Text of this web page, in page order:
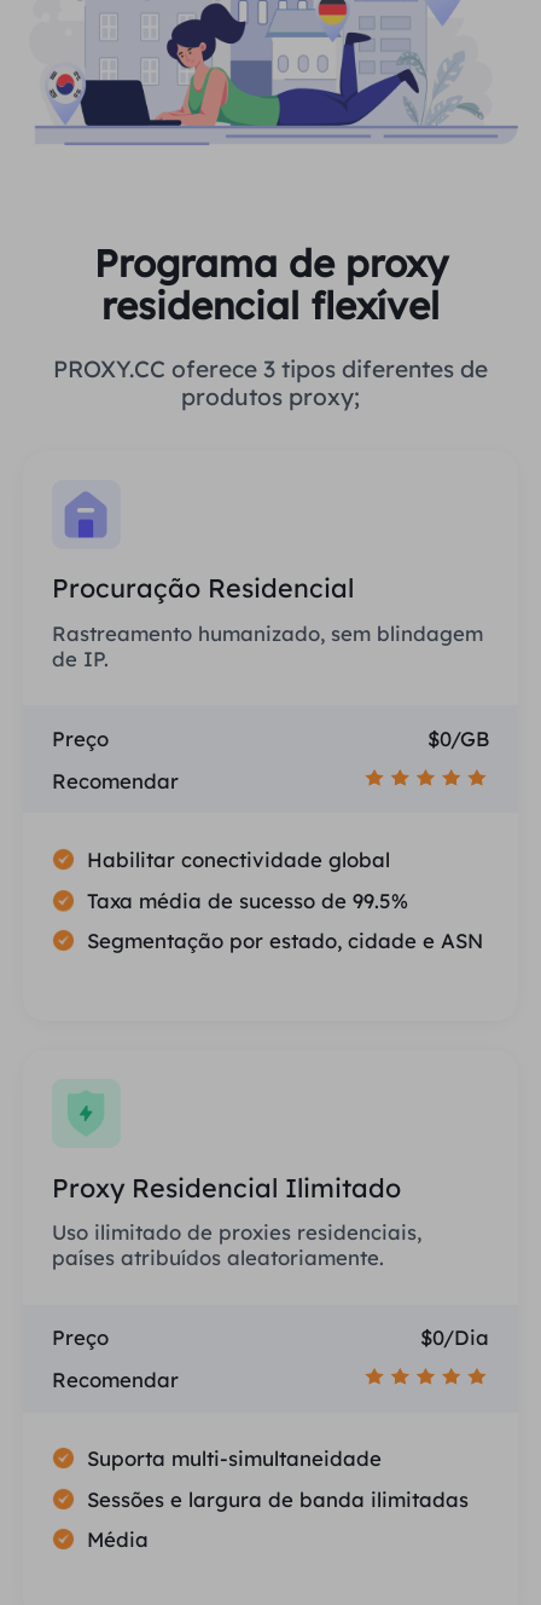
Programa de proxy
residencial flexível
PROXY.CC oferece 3 tipos diferentes de
produtos proxy;
Procuração Residencial
Rastreamento humanizado, sem blindagem
de IP.
Preço
$0/GB
Recomendar
Habilitar conectividade global
Taxa média de sucesso de 99.5%
Segmentação por estado, cidade e ASN
Proxy Residencial Ilimitado
Uso ilimitado de proxies residenciais,
países atribuídos aleatoriamente.
Preço
$0/Dia
Recomendar
Suporta multi-simultaneidade
Sessões e largura de banda ilimitadas
Média